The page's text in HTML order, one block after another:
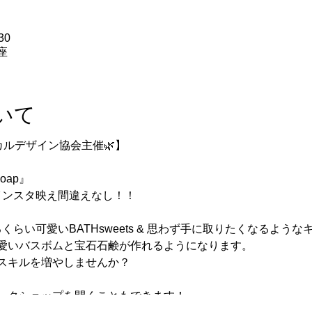
て
デザイン協会主催🌿】
』
スタ映え間違えなし！！
らい可愛いBATHsweets & 思わず手に取りたくなるような
バスボムと宝石石鹸が作れるようになります。
キルを増やしませんか？
クショップを開くこともできます！